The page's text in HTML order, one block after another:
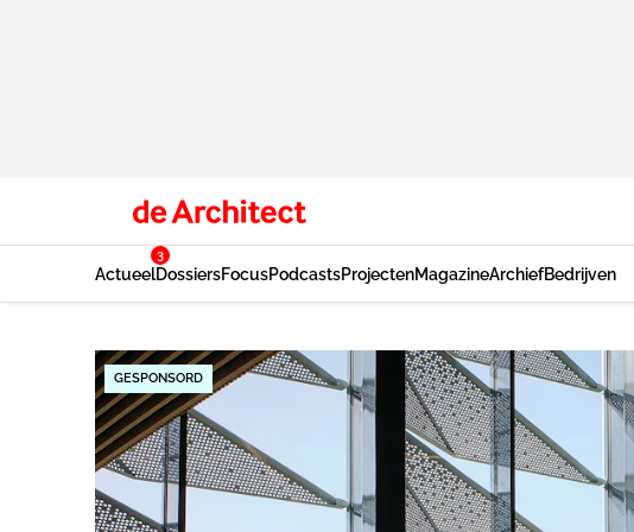
Actueel
3
DossiersFocusPodcastsProjectenMagazineArchiefBedrijven
GESPONSORD